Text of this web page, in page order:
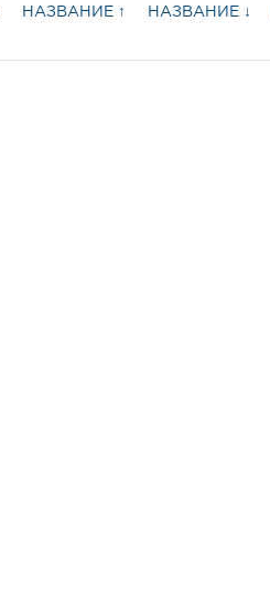
НАЗВАНИЕ ↑ НАЗВАНИЕ ↓